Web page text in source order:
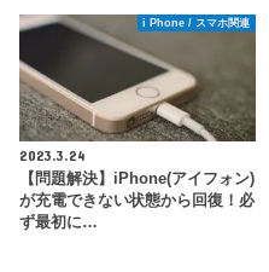
i Phone / スマホ関連
2023.3.24
【問題解決】iPhone(アイフォン)
が充電できない状態から回復！必
ず最初に…